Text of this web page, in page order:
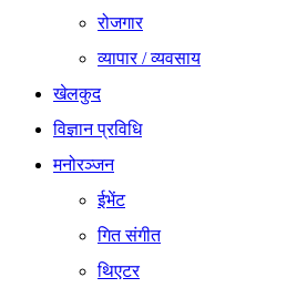
रोजगार
व्यापार / व्यवसाय
खेलकुद
विज्ञान प्रविधि
मनोरञ्जन
ईभेंट
गित संगीत
थिएटर